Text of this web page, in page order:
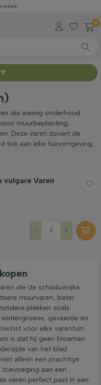
0
die weinig onderhoud
muurbeplanting,
Deze varen zuivert de
toe aan elke tuinomgeving.
vulgare Varen
- +
die de schaduwrijke
muurvaren, beter
plekken zoals
geveerde en
voor elke varentuin.
is dat hij geen bloemen
van het blad
alleen een prachtige
toevoeging aan een
varen perfect past in een